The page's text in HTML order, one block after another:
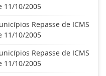
11/10/2005
Repasse de ICMS
11/10/2005
Repasse de ICMS
11/10/2005